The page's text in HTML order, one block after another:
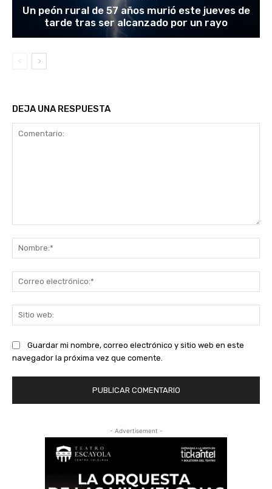
Un peón rural de 57 años murió este jueves de
tarde tras ser alcanzado por un rayo
DEJA UNA RESPUESTA
Guardar mi nombre, correo electrónico y sitio web en este
navegador la próxima vez que comente.
- Advertisement -